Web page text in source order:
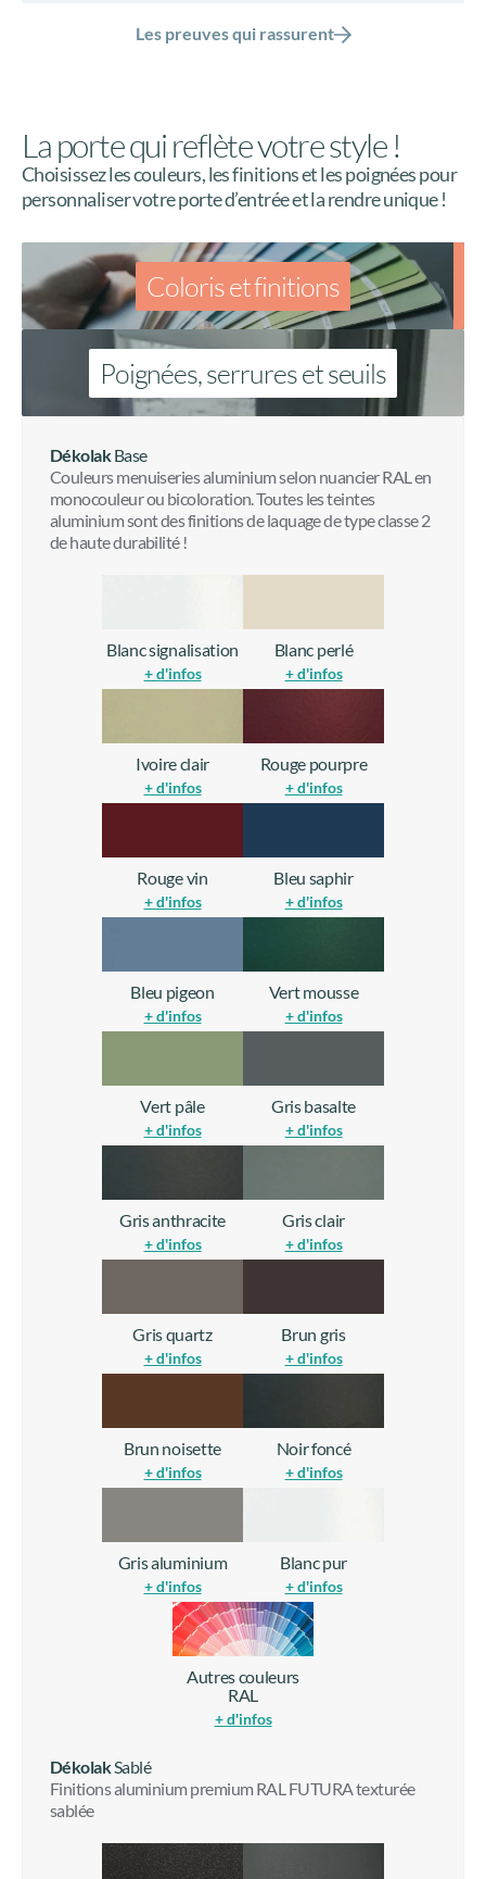
Les preuves qui rassurent
La porte qui reflète votre style !
Choisissez les couleurs, les finitions et les poignées pour
personnaliser votre porte d’entrée et la rendre unique !
Coloris et finitions
Poignées, serrures et seuils
DékolakBase
Couleurs menuiseries aluminium selon nuancier RAL en
monocouleur ou bicoloration. Toutes les teintes
aluminium sont des finitions de laquage de type classe 2
de haute durabilité !
Blanc signalisation
+ d'infos
Blanc perlé
+ d'infos
Ivoire clair
+ d'infos
Rouge pourpre
+ d'infos
Rouge vin
+ d'infos
Bleu saphir
+ d'infos
Bleu pigeon
+ d'infos
Vert mousse
+ d'infos
Vert pâle
+ d'infos
Gris basalte
+ d'infos
Gris anthracite
+ d'infos
Gris clair
+ d'infos
Gris quartz
+ d'infos
Brun gris
+ d'infos
Brun noisette
+ d'infos
Noir foncé
+ d'infos
Gris aluminium
+ d'infos
Blanc pur
+ d'infos
Autres couleurs
RAL
+ d'infos
DékolakSablé
Finitions aluminium premium RAL FUTURA texturée
sablée